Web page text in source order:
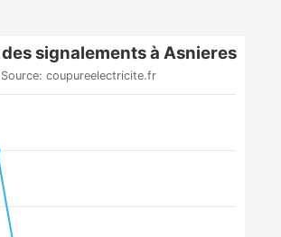
signalements à Asnieres
Source: coupureelectricite.fr